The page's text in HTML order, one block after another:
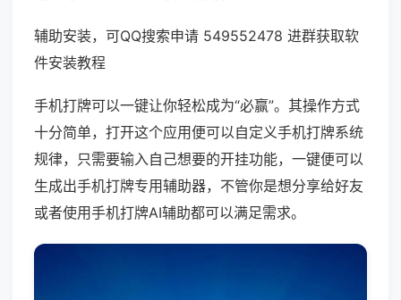
辅助安装，可QQ搜索申请 549552478 进群获取软
件安装教程
手机打牌可以一键让你轻松成为“必赢”。其操作方式
十分简单，打开这个应用便可以自定义手机打牌系统
规律，只需要输入自己想要的开挂功能，一键便可以
生成出手机打牌专用辅助器，不管你是想分享给好友
或者使用手机打牌AI辅助都可以满足需求。